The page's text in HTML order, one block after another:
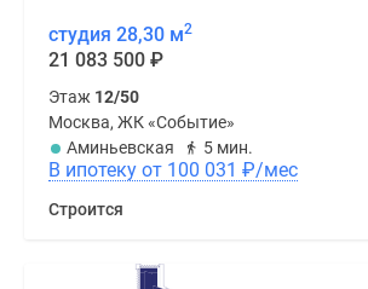
студия 28,30 м2
21 083 500 ₽
Этаж 12/50
Москва, ЖК «Событие»
Аминьевская
5 мин.
В ипотеку от 100 031 ₽/мес
Строится